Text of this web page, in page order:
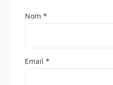
Nom *
Email *